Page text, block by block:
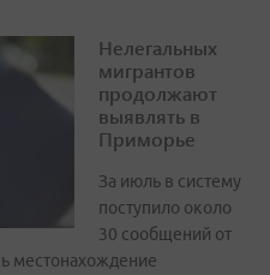
Нелегальных
мигрантов
продолжают
выявлять в
Приморье
За июль в систему
поступило около
30 сообщений от
местонахождение